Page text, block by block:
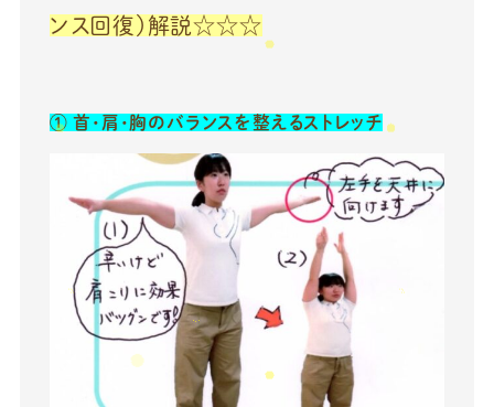
ンス回復）解説☆☆☆
①首・肩・胸のバランスを整えるストレッチ